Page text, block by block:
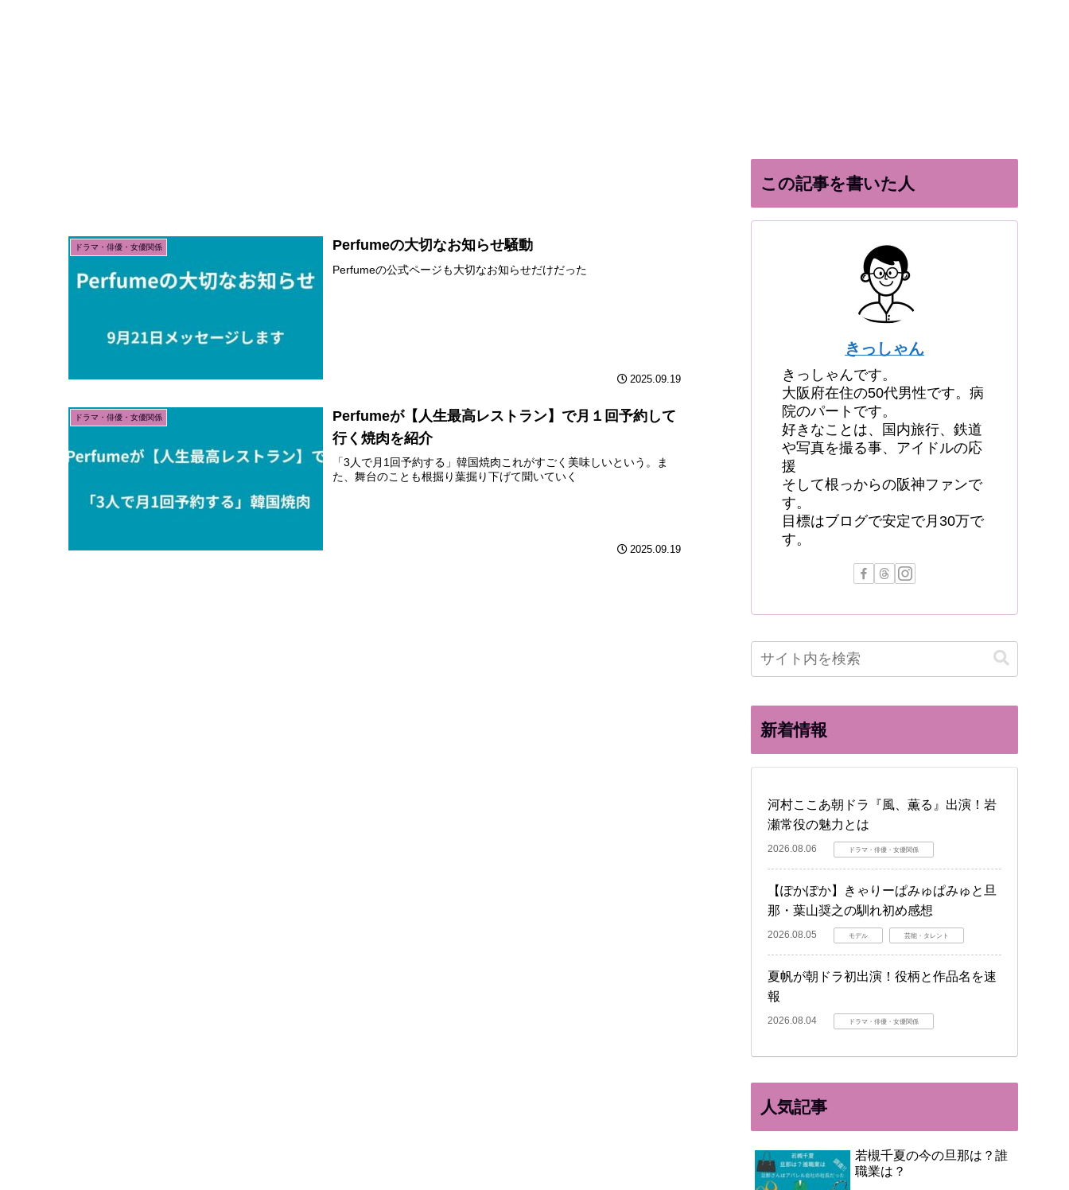
ドラマ・俳優・女優関係 Perfumeの大切なお知らせ騒動
Perfumeの公式ページも大切なお知らせだけだった
2025.09.19
ドラマ・俳優・女優関係
Perfumeが【人生最高レストラン】で月１回予約して
行く焼肉を紹介
「3人で月1回予約する」韓国焼肉これがすごく美味しいという。ま
た、舞台のことも根掘り葉掘り下げて聞いていく
2025.09.19
この記事を書いた人
きっしゃん
きっしゃんです。
大阪府在住の50代男性です。病
院のパートです。
好きなことは、国内旅行、鉄道
や写真を撮る事、アイドルの応
援
そして根っからの阪神ファンで
す。
目標はブログで安定で月30万で
す。
新着情報
河村ここあ朝ドラ『風、薫る』出演！岩
瀬常役の魅力とは
2026.08.06 ドラマ・俳優・女優関係
【ぽかぽか】きゃりーぱみゅぱみゅと旦
那・葉山奨之の馴れ初め感想
2026.08.05 モデル 芸能・タレント
夏帆が朝ドラ初出演！役柄と作品名を速
報
2026.08.04 ドラマ・俳優・女優関係
人気記事
若槻千夏の今の旦那は？誰
職業は？